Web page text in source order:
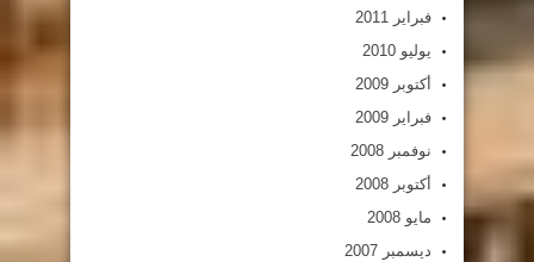
فبراير 2011
يوليو 2010
أكتوبر 2009
فبراير 2009
نوفمبر 2008
أكتوبر 2008
مايو 2008
ديسمبر 2007